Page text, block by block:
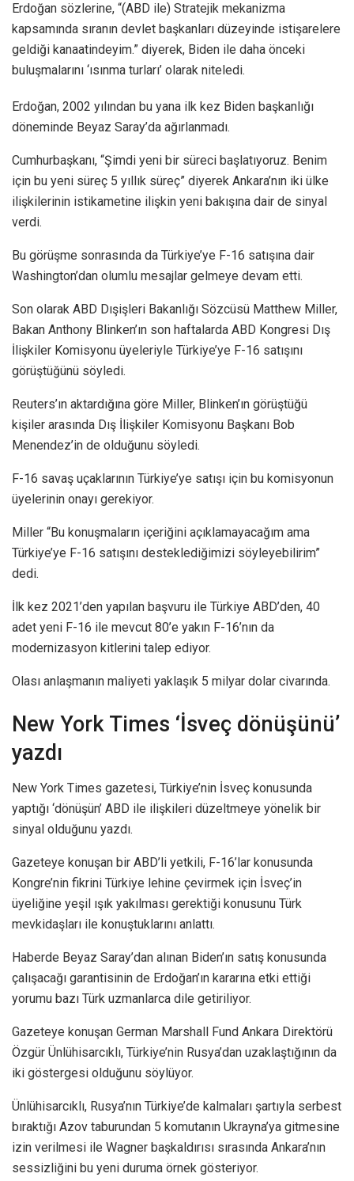
Erdoğan sözlerine, “(ABD ile) Stratejik mekanizma
kapsamında sıranın devlet başkanları düzeyinde istişarelere
geldiği kanaatindeyim.” diyerek, Biden ile daha önceki
buluşmalarını ‘ısınma turları’ olarak niteledi.
Erdoğan, 2002 yılından bu yana ilk kez Biden başkanlığı
döneminde Beyaz Saray’da ağırlanmadı.
Cumhurbaşkanı, “Şimdi yeni bir süreci başlatıyoruz. Benim
için bu yeni süreç 5 yıllık süreç” diyerek Ankara’nın iki ülke
ilişkilerinin istikametine ilişkin yeni bakışına dair de sinyal
verdi.
Bu görüşme sonrasında da Türkiye’ye F-16 satışına dair
Washington’dan olumlu mesajlar gelmeye devam etti.
Son olarak ABD Dışişleri Bakanlığı Sözcüsü Matthew Miller,
Bakan Anthony Blinken’ın son haftalarda ABD Kongresi Dış
İlişkiler Komisyonu üyeleriyle Türkiye’ye F-16 satışını
görüştüğünü söyledi.
Reuters’ın aktardığına göre Miller, Blinken’ın görüştüğü
kişiler arasında Dış İlişkiler Komisyonu Başkanı Bob
Menendez’in de olduğunu söyledi.
F-16 savaş uçaklarının Türkiye’ye satışı için bu komisyonun
üyelerinin onayı gerekiyor.
Miller “Bu konuşmaların içeriğini açıklamayacağım ama
Türkiye’ye F-16 satışını desteklediğimizi söyleyebilirim”
dedi.
İlk kez 2021’den yapılan başvuru ile Türkiye ABD’den, 40
adet yeni F-16 ile mevcut 80’e yakın F-16’nın da
modernizasyon kitlerini talep ediyor.
Olası anlaşmanın maliyeti yaklaşık 5 milyar dolar civarında.
New York Times ‘İsveç dönüşünü’
yazdı
New York Times gazetesi, Türkiye’nin İsveç konusunda
yaptığı ‘dönüşün’ ABD ile ilişkileri düzeltmeye yönelik bir
sinyal olduğunu yazdı.
Gazeteye konuşan bir ABD’li yetkili, F-16’lar konusunda
Kongre’nin fikrini Türkiye lehine çevirmek için İsveç’in
üyeliğine yeşil ışık yakılması gerektiği konusunu Türk
mevkidaşları ile konuştuklarını anlattı.
Haberde Beyaz Saray’dan alınan Biden’ın satış konusunda
çalışacağı garantisinin de Erdoğan’ın kararına etki ettiği
yorumu bazı Türk uzmanlarca dile getiriliyor.
Gazeteye konuşan German Marshall Fund Ankara Direktörü
Özgür Ünlühisarcıklı, Türkiye’nin Rusya’dan uzaklaştığının da
iki göstergesi olduğunu söylüyor.
Ünlühisarcıklı, Rusya’nın Türkiye’de kalmaları şartıyla serbest
bıraktığı Azov taburundan 5 komutanın Ukrayna’ya gitmesine
izin verilmesi ile Wagner başkaldırısı sırasında Ankara’nın
sessizliğini bu yeni duruma örnek gösteriyor.